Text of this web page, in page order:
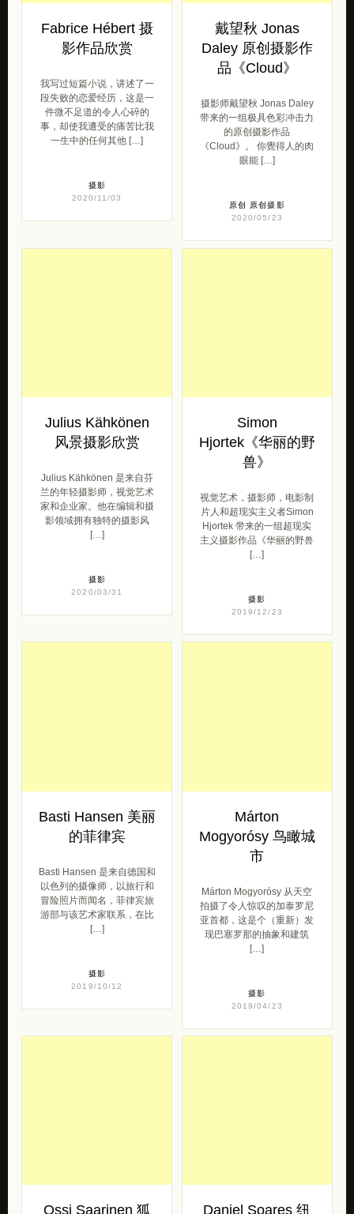
Fabrice Hébert 摄
影作品欣赏
我写过短篇小说，讲述了一
段失败的恋爱经历，这是一
件微不足道的令人心碎的
事，却使我遭受的痛苦比我
一生中的任何其他 […]
摄影
2020/11/03
戴望秋 Jonas
Daley 原创摄影作
品《Cloud》
摄影师戴望秋 Jonas Daley
带来的一组极具色彩冲击力
的原创摄影作品
《Cloud》。 你覺得人的肉
眼能 […]
原创
原创摄影
2020/05/23
Julius Kähkönen
风景摄影欣赏
Julius Kähkönen 是来自芬
兰的年轻摄影师，视觉艺术
家和企业家。他在编辑和摄
影领域拥有独特的摄影风
[…]
摄影
2020/03/31
Simon
Hjortek《华丽的野
兽》
视觉艺术，摄影师，电影制
片人和超现实主义者Simon
Hjortek 带来的一组超现实
主义摄影作品《华丽的野兽
[…]
摄影
2019/12/23
Basti Hansen 美丽
的菲律宾
Basti Hansen 是来自德国和
以色列的摄像师，以旅行和
冒险照片而闻名，菲律宾旅
游部与该艺术家联系，在比
[…]
摄影
2019/10/12
Márton
Mogyorósy 鸟瞰城
市
Márton Mogyorósy 从天空
拍摄了令人惊叹的加泰罗尼
亚首都，这是个（重新）发
现巴塞罗那的抽象和建筑
[…]
摄影
2019/04/23
Ossi Saarinen 狐
Daniel Soares 纽